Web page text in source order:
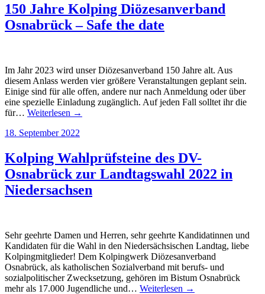
150 Jahre Kolping Diözesanverband
Osnabrück – Safe the date
Im Jahr 2023 wird unser Diözesanverband 150 Jahre alt. Aus
diesem Anlass werden vier größere Veranstaltungen geplant sein.
Einige sind für alle offen, andere nur nach Anmeldung oder über
eine spezielle Einladung zugänglich. Auf jeden Fall solltet ihr die
für… Weiterlesen →
18. September 2022
Kolping Wahlprüfsteine des DV-
Osnabrück zur Landtagswahl 2022 in
Niedersachsen
Sehr geehrte Damen und Herren, sehr geehrte Kandidatinnen und
Kandidaten für die Wahl in den Niedersächsischen Landtag, liebe
Kolpingmitglieder! Dem Kolpingwerk Diözesanverband
Osnabrück, als katholischen Sozialverband mit berufs- und
sozialpolitischer Zwecksetzung, gehören im Bistum Osnabrück
mehr als 17.000 Jugendliche und… Weiterlesen →